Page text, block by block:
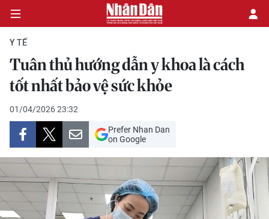
CHÍNH TRỊ
KINH TẾ
VĂN HÓA
XÃ HỘI
PHÁP LUẬT
Y TẾ
Tuân thủ hướng dẫn y khoa là cách
tốt nhất bảo vệ sức khỏe
01/04/2026 23:32
Prefer Nhan Dan
on Google